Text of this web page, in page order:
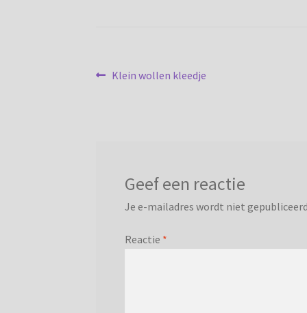
Bericht
Vorig
Klein wollen kleedje
Geef een reactie
Je e-mailadres wordt niet
Reactie *